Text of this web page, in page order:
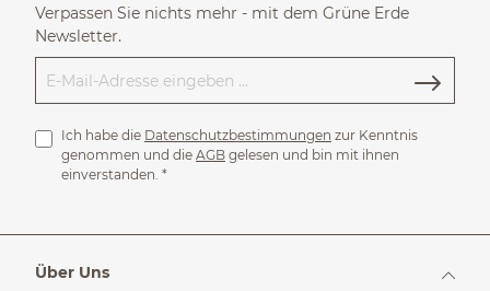
Verpassen Sie nichts mehr - mit dem Grüne Erde
Newsletter.
Ich habe die Datenschutzbestimmungen zur Kenntnis
genommen und die AGB gelesen und bin mit ihnen
einverstanden. *
Über Uns